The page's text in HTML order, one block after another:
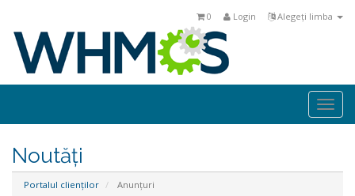
Alegeți limba
Login
0
Noutăți
Portalul clienților Anunțuri